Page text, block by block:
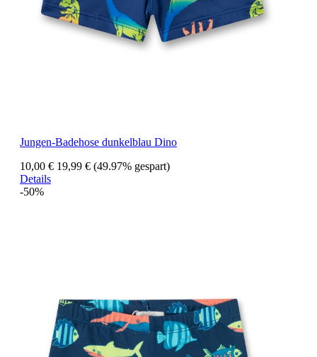
Jungen-Badehose dunkelblau Dino
10,00 € 19,99 € (49.97% gespart)
Details
-50%